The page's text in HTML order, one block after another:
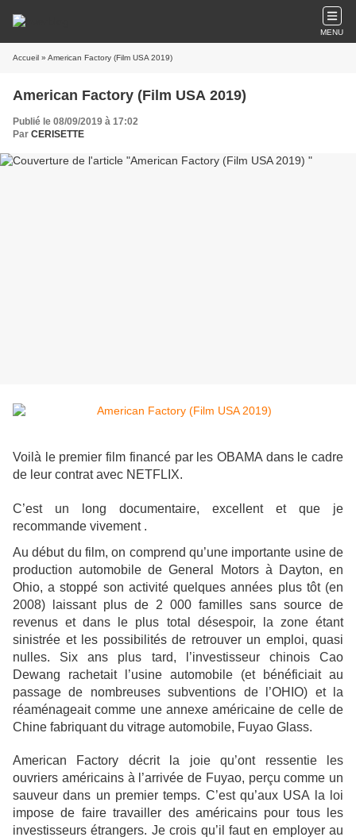
MENU
Accueil » American Factory (Film USA 2019)
American Factory (Film USA 2019)
Publié le 08/09/2019 à 17:02
Par CERISETTE
Voilà le premier film financé par les OBAMA dans le cadre
de leur contrat avec NETFLIX.
C’est un long documentaire, excellent et que je
recommande vivement .
Au début du film, on comprend qu’une importante usine de
production automobile de General Motors à Dayton, en
Ohio, a stoppé son activité quelques années plus tôt (en
2008) laissant plus de 2 000 familles sans source de
revenus et dans le plus total désespoir, la zone étant
sinistrée et les possibilités de retrouver un emploi, quasi
nulles. Six ans plus tard, l’investisseur chinois Cao
Dewang rachetait l’usine automobile (et bénéficiait au
passage de nombreuses subventions de l’OHIO) et la
réaménageait comme une annexe américaine de celle de
Chine fabriquant du vitrage automobile, Fuyao Glass.
American Factory décrit la joie qu’ont ressentie les
ouvriers américains à l’arrivée de Fuyao, perçu comme un
sauveur dans un premier temps. C’est qu’aux USA la loi
impose de faire travailler des américains pour tous les
investisseurs étrangers. Je crois qu’il faut en employer au